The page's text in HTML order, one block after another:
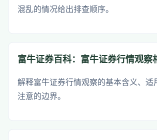
混乱的情况给出排查顺序。
富牛证券百科：富牛证券行情观察
解释富牛证券行情观察的基本含义、适
注意的边界。